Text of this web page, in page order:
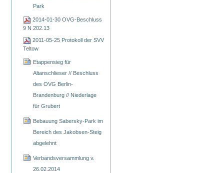
Park
2014-01-30 OVG-Beschluss
9 N 202.13
2011-05-25 Protokoll der SVV
Teltow
Etappensieg für
Altanschlieser // Beschluss
des OVG Berlin-
Brandenburg // Niederlage
für Grubert
Bebauung Sabersky-Park im
Bereich des Jakobsen-Steig
abgelehnt
Verbandsversammlung v.
26.02.2014